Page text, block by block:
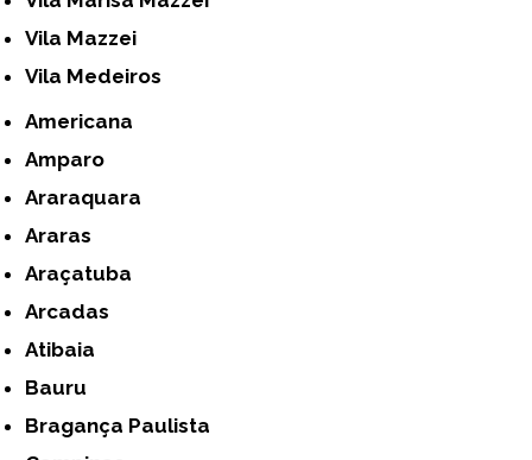
Vila Mazzei
Vila Medeiros
Americana
Amparo
Araraquara
Araras
Araçatuba
Arcadas
Atibaia
Bauru
Bragança Paulista